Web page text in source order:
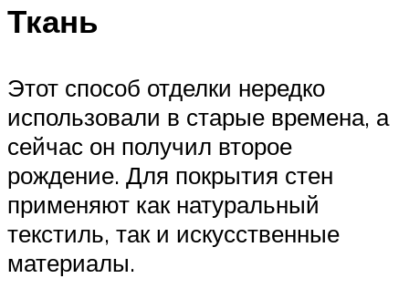
Ткань
Этот способ отделки нередко
использовали в старые времена, а
сейчас он получил второе
рождение. Для покрытия стен
применяют как натуральный
текстиль, так и искусственные
материалы.